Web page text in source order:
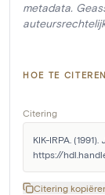
metadata.
HOE TE
Citering
KIK-IRPA. (1991).
https://
Citering